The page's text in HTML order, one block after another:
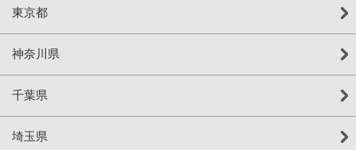
東京都
神奈川県
千葉県
埼玉県